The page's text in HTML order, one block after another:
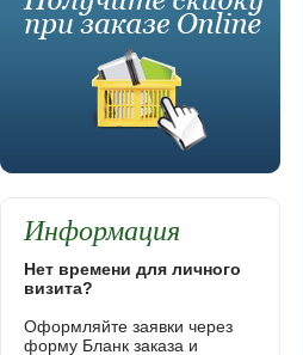
Информация
Нет времени для личного
визита?
Оформляйте заявки через
форму Бланк заказа и